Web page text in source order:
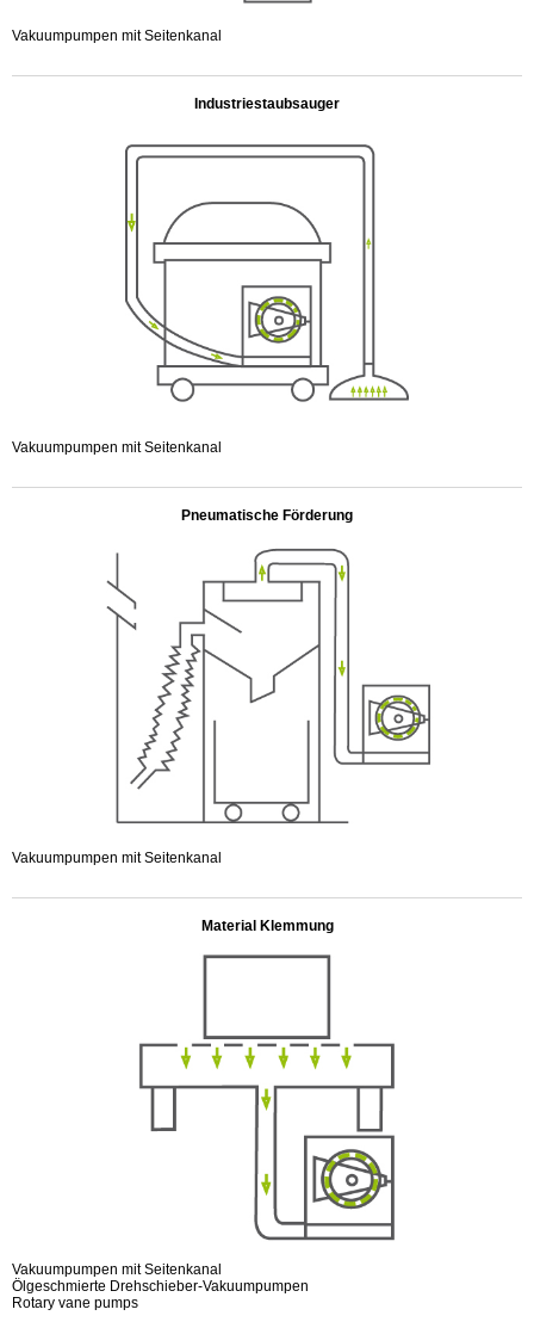
Vakuumpumpen mit Seitenkanal
Industriestaubsauger
Vakuumpumpen mit Seitenkanal
Pneumatische Förderung
Vakuumpumpen mit Seitenkanal
Material Klemmung
Vakuumpumpen mit Seitenkanal
Ölgeschmierte Drehschieber-Vakuumpumpen
Rotary vane pumps